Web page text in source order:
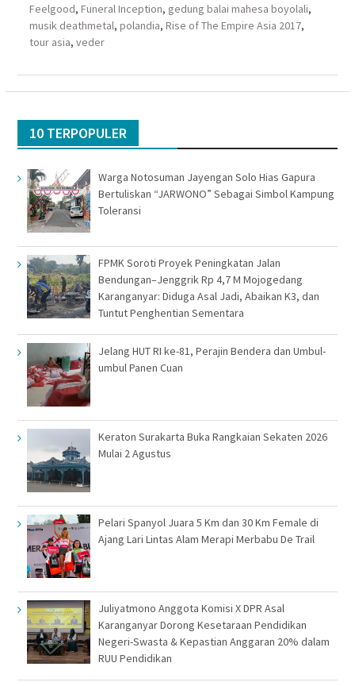
Feelgood, Funeral Inception, gedung balai mahesa boyolali,
musik deathmetal, polandia, Rise of The Empire Asia 2017,
tour asia, veder
10 TERPOPULER
Warga Notosuman Jayengan Solo Hias Gapura
Bertuliskan “JARWONO” Sebagai Simbol Kampung
Toleransi
FPMK Soroti Proyek Peningkatan Jalan
Bendungan–Jenggrik Rp 4,7 M Mojogedang
Karanganyar: Diduga Asal Jadi, Abaikan K3, dan
Tuntut Penghentian Sementara
Jelang HUT RI ke-81, Perajin Bendera dan Umbul-
umbul Panen Cuan
Keraton Surakarta Buka Rangkaian Sekaten 2026
Mulai 2 Agustus
Pelari Spanyol Juara 5 Km dan 30 Km Female di
Ajang Lari Lintas Alam Merapi Merbabu De Trail
Juliyatmono Anggota Komisi X DPR Asal
Karanganyar Dorong Kesetaraan Pendidikan
Negeri-Swasta & Kepastian Anggaran 20% dalam
RUU Pendidikan